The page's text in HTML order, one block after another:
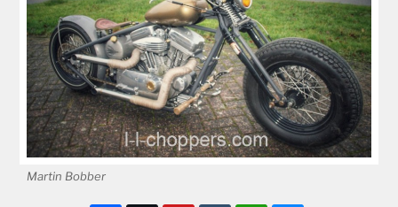
Martin Bobber